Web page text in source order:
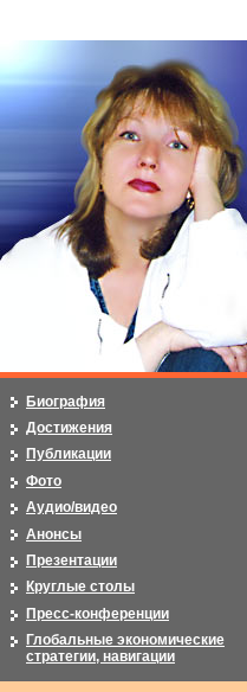
Биография
Достижения
Публикации
Фото
Аудио/видео
Анонсы
Презентации
Круглые столы
Пресс-конференции
Глобальные экономические
стратегии, навигации